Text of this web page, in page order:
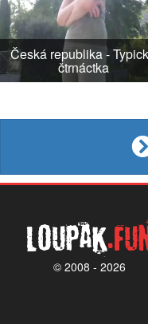
Česká republika -
čtrnáctka
Loupak
© 2008 - 2026